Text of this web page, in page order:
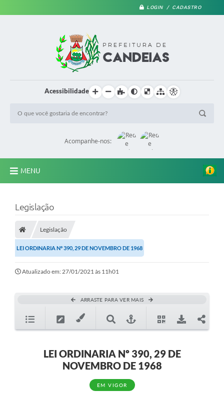
LOGIN / CADASTRO
Acessibilidade
Acompanhe-nos:
MENU
A Prefeitura
Diário Oficial
TRANSPARÊNCIA
Contato
Iluminação Pública
Conselhos Municipais
Legislação
Legislação
LEI ORDINARIA Nº 390, 29 DE NOVEMBRO DE 1968
Atualizado em: 27/01/2021 às 11h01
ARRASTE PARA VER MAIS
LEI ORDINARIA Nº 390, 29 DE
NOVEMBRO DE 1968
EM VIGOR